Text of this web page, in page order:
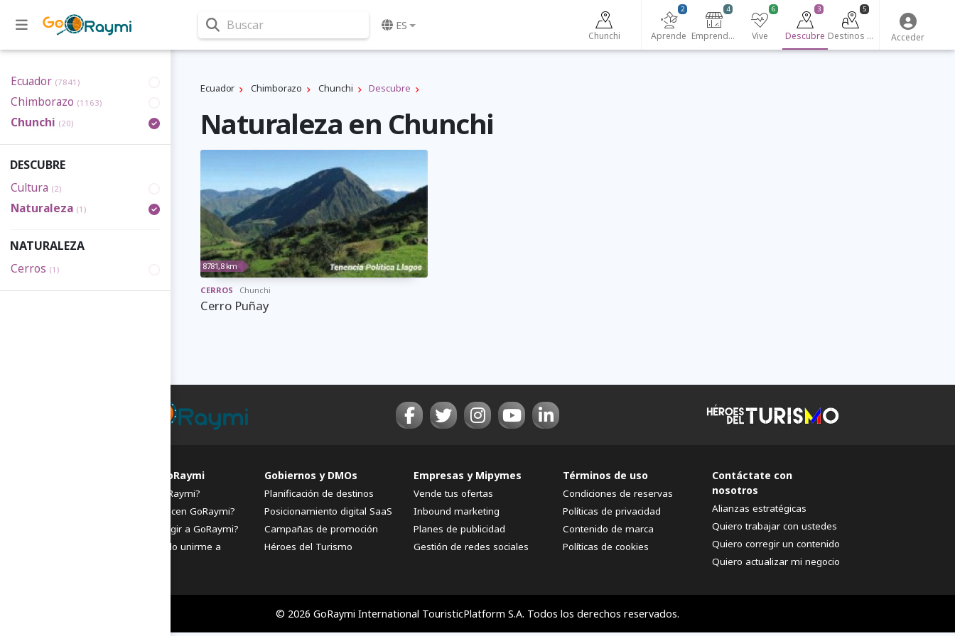
Buscar ES
Chunchi Aprende
2
Emprendedores
4
Vive
6
Descubre
3
Destinos turísticos
5
Acceder
Ecuador (7841)
Chimborazo (1163)
Chunchi (20)
DESCUBRE
Cultura (2)
Naturaleza (1)
NATURALEZA
Cerros (1)
Ecuador Chimborazo Chunchi Descubre
Naturaleza en Chunchi
8781,8 km
CERROS Chunchi
Cerro Puñay
FAQs de GoRaymi
¿Qué es GoRaymi?
¿Quiénes hacen GoRaymi?
¿Por qué elegir a GoRaymi?
¿Cómo puedo unirme a
Gobiernos y DMOs
Planificación de destinos
Posicionamiento digital SaaS
Campañas de promoción
Héroes del Turismo
Empresas y Mipymes
Vende tus ofertas
Inbound marketing
Planes de publicidad
Gestión de redes sociales
Términos de uso
Condiciones de reservas
Políticas de privacidad
Contenido de marca
Políticas de cookies
Contáctate con
nosotros
Alianzas estratégicas
Quiero trabajar con ustedes
Quiero corregir un contenido
Quiero actualizar mi negocio
© 2026 GoRaymi International TouristicPlatform S.A. Todos los derechos reservados.